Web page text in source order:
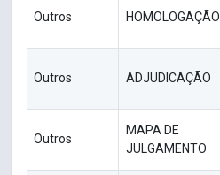
Outros HOMOLOGAÇÃO
Outros ADJUDICAÇÃO
Outros
MAPA DE
JULGAMENTO